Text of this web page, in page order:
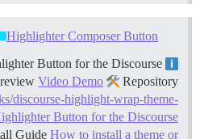
Highlighter Composer Button
Button for the Discourse
Video Demo
Repository
discourse-highlight-wrap-theme-
Button for the Discourse
Guide How to install a theme or